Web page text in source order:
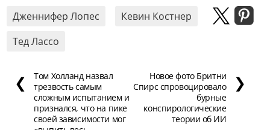
Дженнифер Лопес
Кевин Костнер
Тед Лассо
❮
Том Холланд назвал
трезвость самым
сложным испытанием и
признался, что на пике
своей зависимости мог
Новое фото Бритни
Спирс спровоцировало
бурные
конспирологические
теории об ИИ
❯